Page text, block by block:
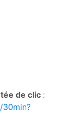
de clic :